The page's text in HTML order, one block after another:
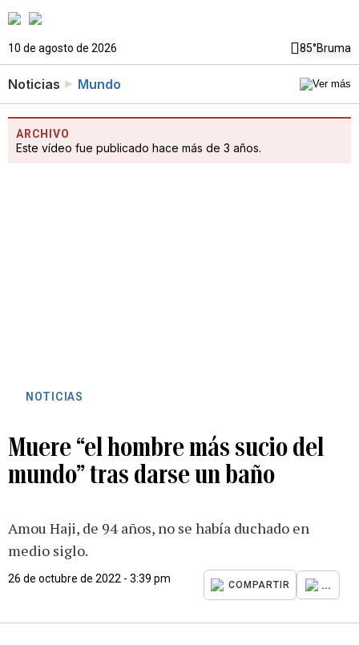
10 de agosto de 2026 85°Bruma
Noticias Mundo
ARCHIVO
Este vídeo fue publicado hace más de 3 años.
NOTICIAS
Muere “el hombre más sucio del
mundo” tras darse un baño
Amou Haji, de 94 años, no se había duchado en
medio siglo.
26 de octubre de 2022 - 3:39 pm
COMPARTIR ...